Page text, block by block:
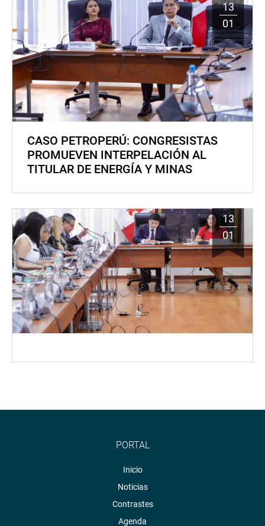
13
01
CASO PETROPERÚ: CONGRESISTAS
PROMUEVEN INTERPELACIÓN AL
TITULAR DE ENERGÍA Y MINAS
13
01
PORTAL
Inicio
Noticias
Contrastes
Agenda